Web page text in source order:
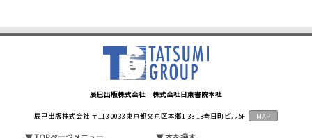
辰巳出版株式会社 株式会社日東書院本社
辰巳出版株式会社 〒113-0033 東京都文京区本郷1-33-13春日町ビル5F MAP